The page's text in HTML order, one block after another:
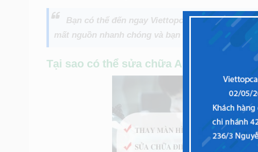
Bạn có thể đến ngay Viettopcare tại dịch vụ
mất nguồn nhanh chóng và bạn sẽ hài lòng khi
Tại sao có thể sửa chữa Asus Zenfone